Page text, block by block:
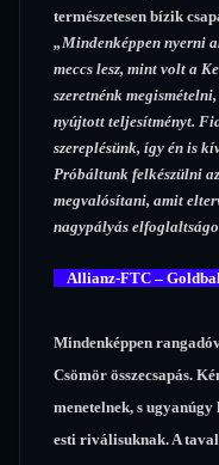
természetesen bízik
„Mindenképpen nyerni
meccs lesz, mint volt a
szeretnénk
nyújtott teljesítményt.
szereplésünk, így én is
Próbáltunk felkészülni
megvalósítani, amit
nagypályás
Allianz-FTC –
Mindenképpen
Csömör összecsapás.
menetelnek, s
esti riválisuknak. A